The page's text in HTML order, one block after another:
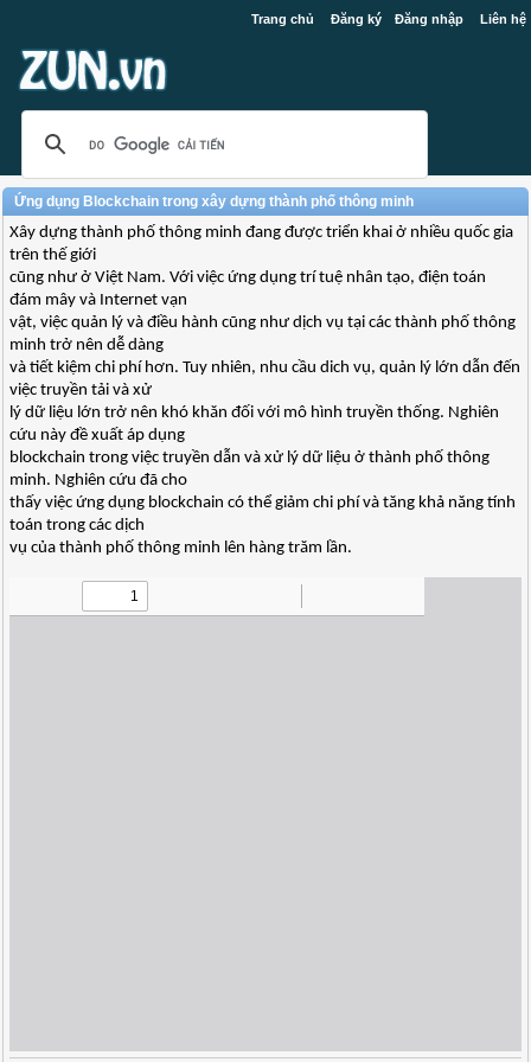
Trang chủ Đăng ký Đăng nhập Liên hệ
Ứng dụng Blockchain trong xây dựng thành phố thông minh
Xây dựng thành phố thông minh đang được triển khai ở nhiều quốc gia
trên thế giới
cũng như ở Việt Nam. Với việc ứng dụng trí tuệ nhân tạo, điện toán
đám mây và Internet vạn
vật, việc quản lý và điều hành cũng như dịch vụ tại các thành phố thông
minh trở nên dễ dàng
và tiết kiệm chi phí hơn. Tuy nhiên, nhu cầu dich vụ, quản lý lớn dẫn đến
việc truyền tải và xử
lý dữ liệu lớn trở nên khó khăn đối với mô hình truyền thống. Nghiên
cứu này đề xuất áp dụng
blockchain trong việc truyền dẫn và xử lý dữ liệu ở thành phố thông
minh. Nghiên cứu đã cho
thấy việc ứng dụng blockchain có thể giảm chi phí và tăng khả năng tính
toán trong các dịch
vụ của thành phố thông minh lên hàng trăm lần.